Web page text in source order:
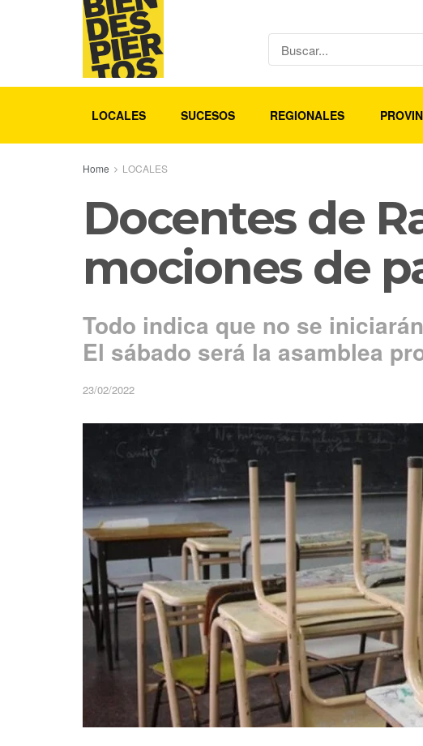
LOCALES SUCESOS REGIONALES
Home LOCALES
Docentes de
mociones de
Todo indica que no se
El sábado será la asamblea
23/02/2022